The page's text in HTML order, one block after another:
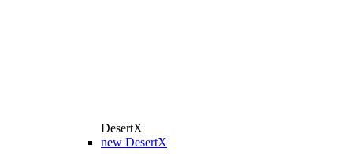
DesertX
new DesertX